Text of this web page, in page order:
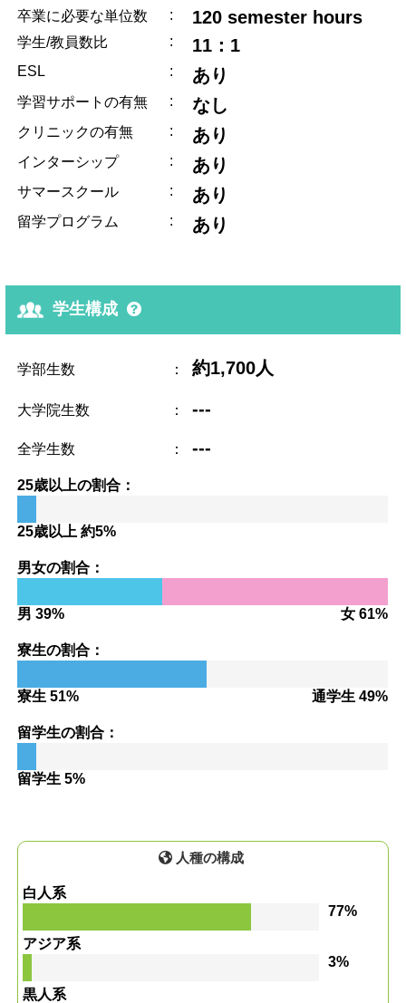
卒業に必要な単位数 : 120 semester hours
学生/教員数比 : 11：1
ESL : あり
学習サポートの有無 : なし
クリニックの有無 : あり
インターシップ : あり
サマースクール : あり
留学プログラム : あり
学生構成
学部生数 ： 約1,700人
大学院生数 ： ---
全学生数 ： ---
25歳以上の割合：
25歳以上 約5%
男女の割合：
男 39% 女 61%
寮生の割合：
寮生 51% 通学生 49%
留学生の割合：
留学生 5%
人種の構成
白人系
77%
アジア系
3%
黒人系